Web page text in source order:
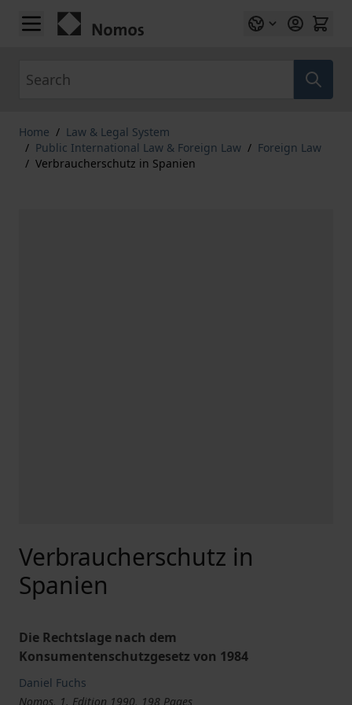
Skip to Content
Home / Law & Legal System
/ Public International Law & Foreign Law / Foreign Law
/ Verbraucherschutz in Spanien
Verbraucherschutz in
Spanien
Die Rechtslage nach dem
Konsumentenschutzgesetz von 1984
Daniel Fuchs
Nomos, 1. Edition 1990, 198 Pages